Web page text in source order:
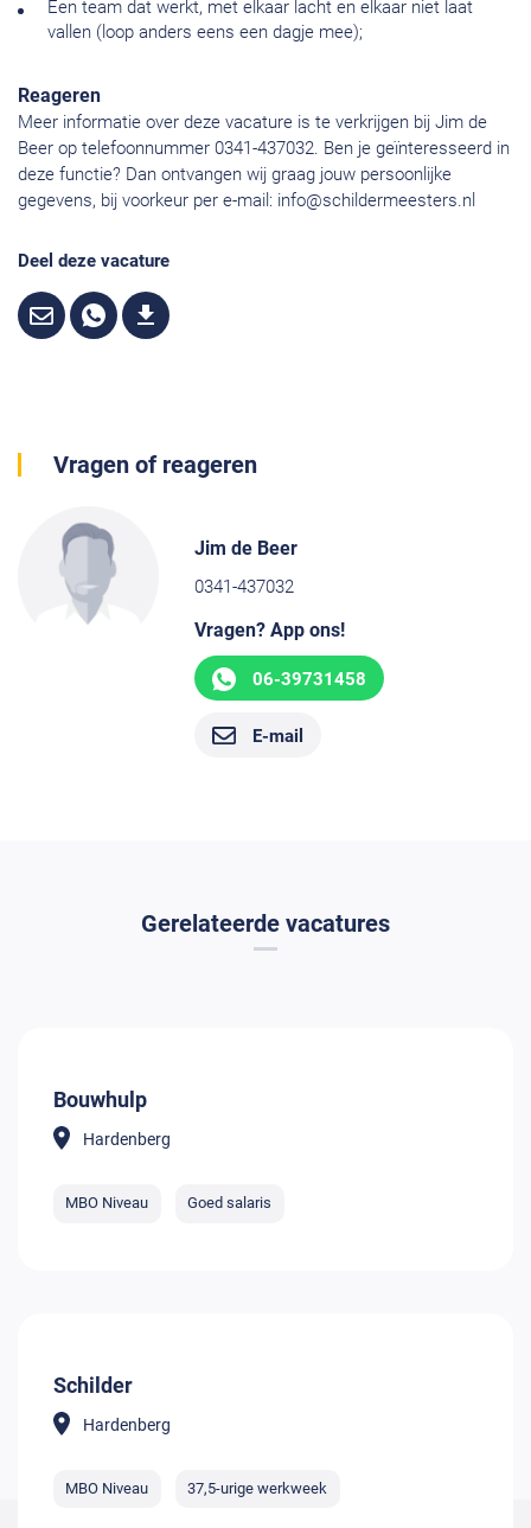
Een team dat werkt, met elkaar lacht en elkaar niet laat
vallen (loop anders eens een dagje mee);
Reageren
Meer informatie over deze vacature is te verkrijgen bij Jim de
Beer op telefoonnummer 0341-437032. Ben je geïnteresseerd in
deze functie? Dan ontvangen wij graag jouw persoonlijke
gegevens, bij voorkeur per e-mail: info@schildermeesters.nl
Deel deze vacature
Vragen of reageren
Jim de Beer
0341-437032
Vragen? App ons!
06-39731458
E-mail
Gerelateerde vacatures
Bouwhulp
Hardenberg
MBO Niveau Goed salaris
Schilder
Hardenberg
MBO Niveau 37,5-urige werkweek